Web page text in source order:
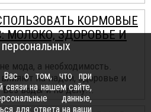
КОРМОВЫЕ
МОЛОКО, ЗДОРОВЬЕ И
мода, а необходимость.
на надои, здоровье и
воды и по делу...
Вас о том, что при
связи на нашем сайте,
данные,
для: ответа на ваши